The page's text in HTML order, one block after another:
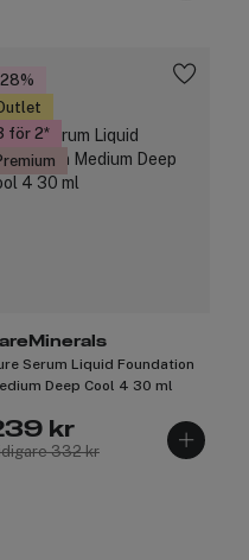
för 2
Serum Liquid Foundation
Deep Cool 4 30 ml
kr
332 kr